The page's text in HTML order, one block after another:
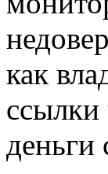
как
ссылки
деньги